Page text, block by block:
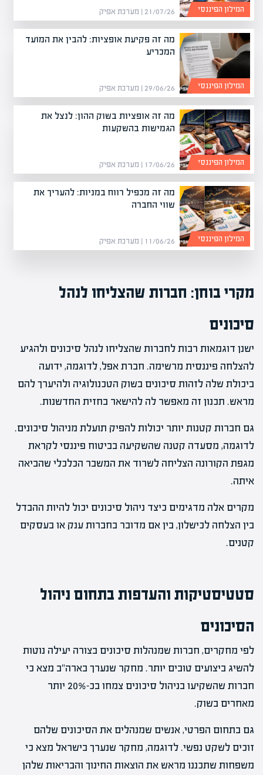
21/07/26 | מערכת אפיק המילון הפיננסי
מה זה פקיעת אופציות: להבין את המועד
המכריע
29/06/26 | מערכת אפיק המילון הפיננסי
מה זה אופציות בשוק ההון: לנצל את
הגמישות בהשקעות
17/06/26 | מערכת אפיק המילון הפיננסי
מה זה מכפיל רווח במניות: להעריך את
שווי החברה
11/06/26 | מערכת אפיק המילון הפיננסי
מקרי בוחן: חברות שהצליחו לנהל
סיכונים
ישנן דוגמאות רבות לחברות שהצליחו לנהל סיכונים ולהגיע
להצלחה פיננסית מרשימה. חברת אפל, לדוגמה, ידועה
ביכולת שלה לזהות סיכונים בשוק הטכנולוגיה ולהיערך להם
מראש. תכנון זה מאפשר לה להישאר בחזית החדשנות.
גם חברות קטנות יותר יכולות להפיק תועלת מניהול סיכונים.
לדוגמה, מסעדה קטנה שהשקיעה בביטוח פיננסי לקראת
מגפת הקורונה הצליחה לשרוד את המשבר הכלכלי שהביאה
איתה.
מקרים אלה מדגימים כיצד ניהול סיכונים יכול להיות ההבדל
בין הצלחה לכישלון, בין אם מדובר בחברות ענק או בעסקים
קטנים.
סטטיסטיקות והעדפות בתחום ניהול
הסיכונים
לפי מחקרים, חברות שמנהלות סיכונים בצורה יעילה נוטות
להשיג ביצועים טובים יותר. מחקר שנערך בארה"ב מצא כי
חברות שהשקיעו בניהול סיכונים צמחו בכ-20% יותר
מאחרים בשוק.
גם בתחום הפרטי, אנשים שמנהלים את הסיכונים שלהם
זוכים לשקט נפשי. לדוגמה, מחקר שנערך בישראל מצא כי
משפחות שתכננו מראש את הוצאות החינוך והבריאות שלהן